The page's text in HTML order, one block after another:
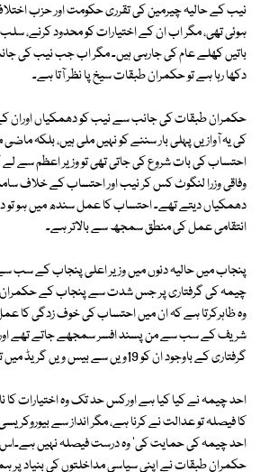
نیب کے حالیہ چیرمین کی تقرری حکومت اور حزب
ہوئی تھی، مگر اب ان کے اختیارات کو محدود کرنے، سلب
باتیں کھلے عام کی جارہی ہیں۔ مگر اب جب نیب کی
دکھا رہا ہے تو حکمران طبقات سیخ پا نظر آتا ہے۔
حکمران طبقات کی جانب سے نیب کو دھمکیاں اوران
کی یہ آوازیں پہلی بار سننے کو نہیں ملی ہیں، بلکہ
احتساب کی بات شروع کی جاتی تھی تو وزیر اعظم سے لے
وفاقی وزرا لنگوٹ کس کر نیب اور احتساب کے خلاف
دھمکیاں دیتے تھے۔ احتساب کا عمل سندھ میں ہو تو
انتقامی عمل کی منطق سمجھ سے بالاتر ہے۔
پنجاب میں حالیہ دنوں میں وزیر اعلی پنجاب کے سب
چیمہ کی گرفتاری پر جس شدت سے پنجاب کے حکمران
وہ ظاہرکرتا ہے کہ ان میں احتساب کی خوف زدگی کا
شریف کے سب سے من پسند افسر سمجھے جاتے تھے
گرفتاری کے باوجود ان کو 19ویں سے بیس ویں گریڈ میں ترقی دی گئی ہے۔
احد چیمہ نے کیا کیا ہے اورکس حد تک وہ اختیارات کا
کا فیصلہ تو عدالت نے کرنا ہے، مگر انداز سے
احد چیمہ کی حمایت کی' وہ درست فیصلہ نہیں
حکمران طبقات نے اپنی سیاسی مداخلتوں کی بنیاد پر